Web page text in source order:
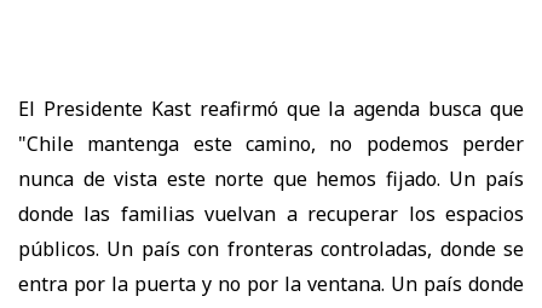
El Presidente Kast reafirmó que la agenda busca que
"Chile mantenga este camino, no podemos perder
nunca de vista este norte que hemos fijado. Un país
donde las familias vuelvan a recuperar los espacios
públicos. Un país con fronteras controladas, donde se
entra por la puerta y no por la ventana. Un país donde